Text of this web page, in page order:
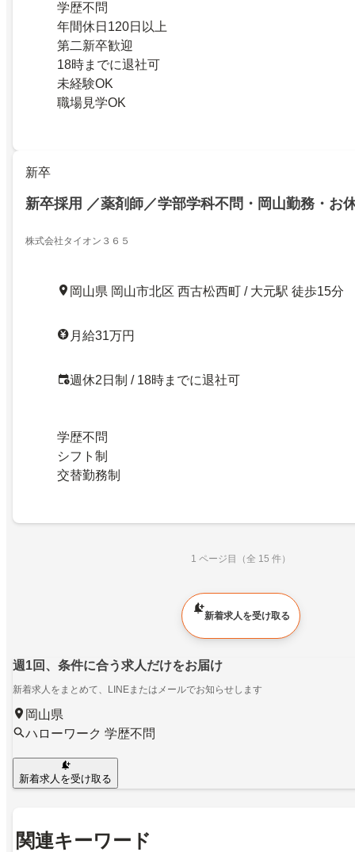
学歴不問
年間休日120日以上
第二新卒歓迎
18時までに退社可
未経験OK
職場見学OK
新卒
新卒採用 ／薬剤師／学部学科不問・岡山勤務・お
株式会社タイオン３６５
岡山県 岡山市北区 西古松西町 / 大元駅 徒歩15分
月給31万円
週休2日制 / 18時までに退社可
学歴不問
シフト制
交替勤務制
1 ページ目（全 15 件）
新着求人を受け取る
週1回、条件に合う求人だけをお届け
新着求人をまとめて、LINEまたはメールでお知らせします
岡山県
ハローワーク 学歴不問
新着求人を受け取る
関連キーワード